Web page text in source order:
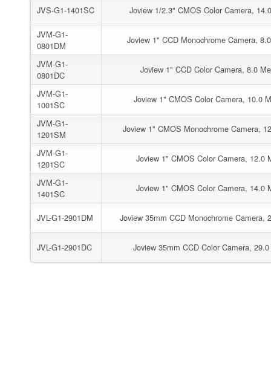
JVS-G1-1401SC Joview 1/2.3" CMOS Color Camera,
JVM-G1-
0801DM
Joview 1" CCD Monochrome Camera,
JVM-G1-
0801DC
Joview 1" CCD Color Camera, 8.0
JVM-G1-
1001SC
Joview 1" CMOS Color Camera, 10.0
JVM-G1-
1201SM
Joview 1" CMOS Monochrome Camera,
JVM-G1-
1201SC
Joview 1" CMOS Color Camera, 12.0
JVM-G1-
1401SC
Joview 1" CMOS Color Camera, 14.0
JVL-G1-2901DM Joview 35mm CCD Monochrome
JVL-G1-2901DC Joview 35mm CCD Color Camera,